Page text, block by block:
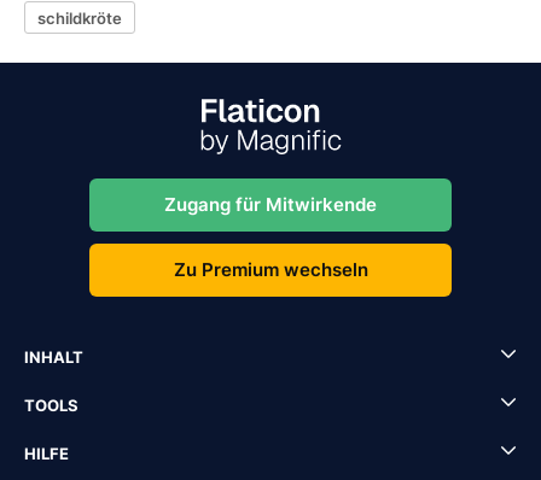
schildkröte
Zugang für Mitwirkende
Zu Premium wechseln
INHALT
TOOLS
HILFE